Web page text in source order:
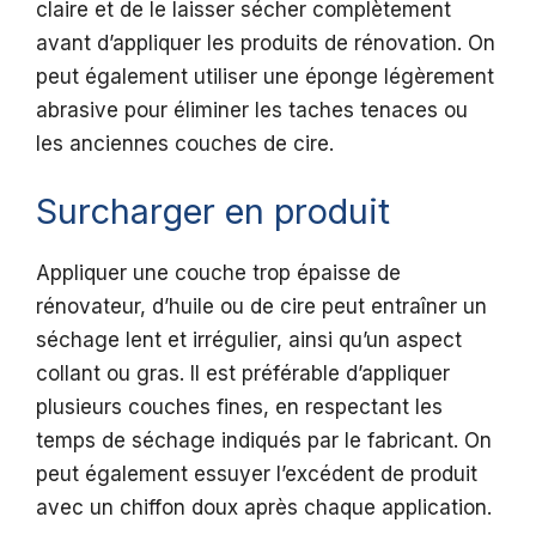
claire et de le laisser sécher complètement
avant d’appliquer les produits de rénovation. On
peut également utiliser une éponge légèrement
abrasive pour éliminer les taches tenaces ou
les anciennes couches de cire.
Surcharger en produit
Appliquer une couche trop épaisse de
rénovateur, d’huile ou de cire peut entraîner un
séchage lent et irrégulier, ainsi qu’un aspect
collant ou gras. Il est préférable d’appliquer
plusieurs couches fines, en respectant les
temps de séchage indiqués par le fabricant. On
peut également essuyer l’excédent de produit
avec un chiffon doux après chaque application.